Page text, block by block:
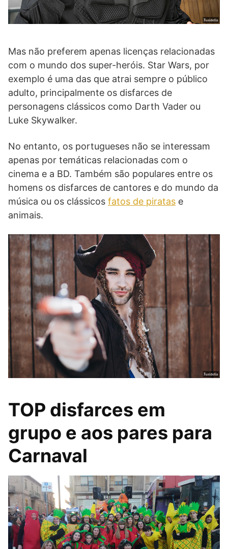
Mas não preferem apenas licenças relacionadas
com o mundo dos super-heróis. Star Wars, por
exemplo é uma das que atrai sempre o público
adulto, principalmente os disfarces de
personagens clássicos como Darth Vader ou
Luke Skywalker.
No entanto, os portugueses não se interessam
apenas por temáticas relacionadas com o
cinema e a BD. Também são populares entre os
homens os disfarces de cantores e do mundo da
música ou os clássicos fatos de piratas e
animais.
TOP disfarces em
grupo e aos pares para
Carnaval